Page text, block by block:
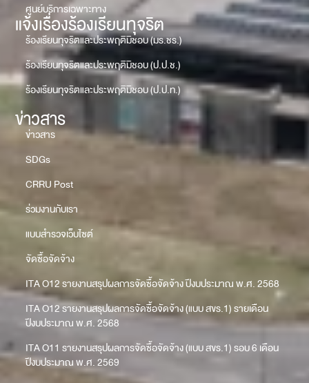
ศูนย์บริการเฉพาะทาง
แจ้งเรื่องร้องเรียนทุจริต
ร้องเรียนทุจริตและประพฤติมิชอบ (มร.ชร.)
ร้องเรียนทุจริตและประพฤติมิชอบ (ป.ป.ช.)
ร้องเรียนทุจริตและประพฤติมิชอบ (ป.ป.ท.)
ข่าวสาร
ข่าวสาร
SDGs
CRRU Post
ร่วมงานกับเรา
แบบสำรวจเว็บไซต์
จัดซื้อจัดจ้าง
ITA O12 รายงานสรุปผลการจัดซื้อจัดจ้าง ปีงบประมาณ พ.ศ. 2568
ITA O12 รายงานสรุปผลการจัดซื้อจัดจ้าง (แบบ สขร.1) รายเดือน
ปีงบประมาณ พ.ศ. 2568
ITA O11 รายงานสรุปผลการจัดซื้อจัดจ้าง (แบบ สขร.1) รอบ 6 เดือน
ปีงบประมาณ พ.ศ. 2569